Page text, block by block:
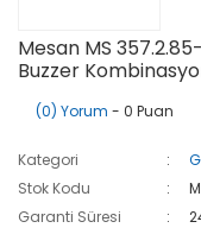
Mesan MS
Buzzer
(0) Yorum - 0 Puan
Kategori
Stok Kodu
Garanti Süresi